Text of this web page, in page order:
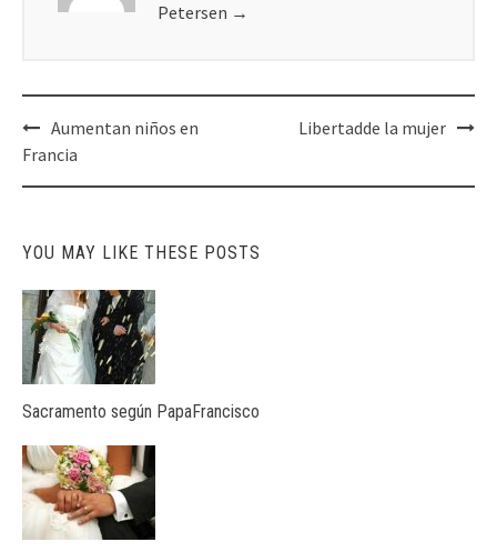
Petersen →
Post
navigation
Aumentan niños en
Francia
Libertadde la mujer
YOU MAY LIKE THESE POSTS
Sacramento según PapaFrancisco